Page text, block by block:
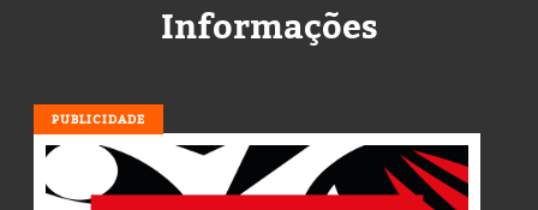
Informações
PUBLICIDADE